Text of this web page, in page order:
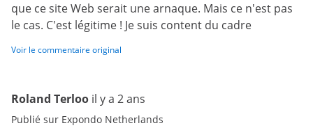
que ce site Web serait une arnaque. Mais ce n'est pas
le cas. C'est légitime ! Je suis content du cadre
Voir le commentaire original
Roland Terloo il y a 2 ans
Publié sur Expondo Netherlands